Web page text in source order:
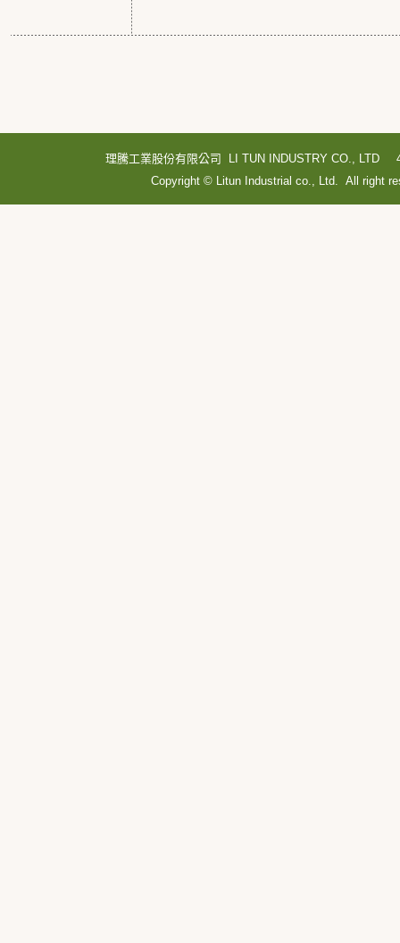
理騰工業股份有限公司 LI TUN INDUSTRY CO., LTD
Copyright © Litun Industrial co., Ltd. All right